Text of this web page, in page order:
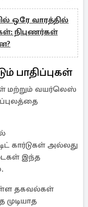
ஒரே வாரத்தில்
நிபுணர்கள்
பாதிப்புகள்
மற்றும் வயர்லெஸ்
கார்டுகள் அல்லது
இந்த
தகவல்கள்